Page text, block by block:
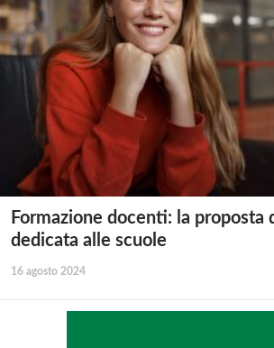
Formazione docenti: la proposta
dedicata alle scuole
16 agosto 2024